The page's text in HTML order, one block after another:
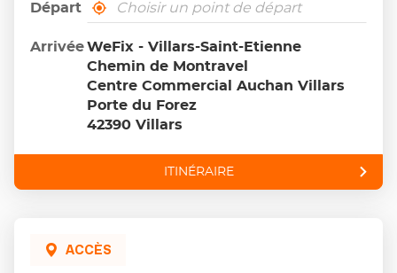
Départ
,
trouver
un
point
de
vente
Wefix
À
proximité
ArrivéeWeFix - Villars-Saint-Etienne
Chemin de Montravel
Centre Commercial Auchan Villars
Porte du Forez
42390 Villars
ITINÉRAIRE
JUSQU'AU
POINT
ACCÈS